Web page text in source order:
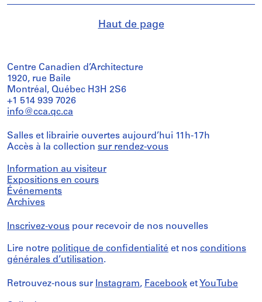
Haut de page
Centre Canadien d’Architecture
1920, rue Baile
Montréal, Québec H3H 2S6
+1 514 939 7026
info@cca.qc.ca
Salles et librairie ouvertes aujourd’hui 11h-17h
Accès à la collection sur rendez-vous
Information au visiteur
Expositions en cours
Événements
Archives
Inscrivez-vous pour recevoir de nos nouvelles
Lire notre politique de confidentialité et nos conditions
générales d’utilisation.
Retrouvez-nous sur Instagram, Facebook et YouTube